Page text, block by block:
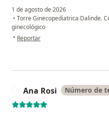
1 de agosto de 2026
• Torre Ginecopediatrica Dalinde.
ginecológico
• en opinión del usuario Veronica
Reportar
Ana Rosi Número de